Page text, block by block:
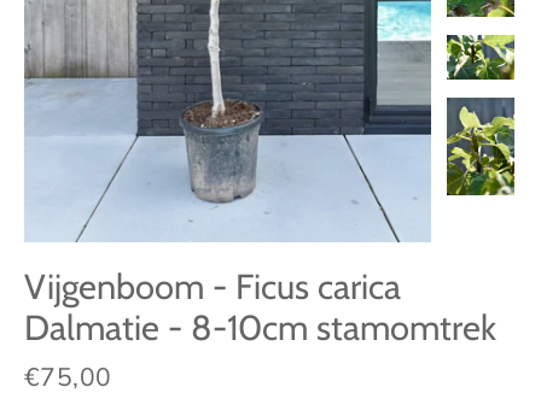
Vijgenboom - Ficus carica
Dalmatie - 8-10cm stamomtrek
Normale
€75,00